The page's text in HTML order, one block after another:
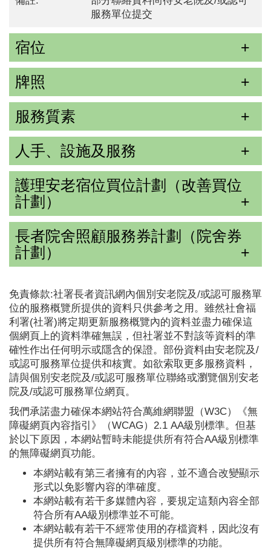
服務單位提交
宿位
牌照
服務質素
人手、設施及服務
護理安老宿位買位計劃（改善買位
計劃）
長者院舍照顧服務券計劃（院舍券
計劃）
免責條款:社署長者資訊網內個別安老院及/或認可服務單
位的服務概覽所提供的資料只供參考之用。雖然社會福
利署(社署)將定期更新服務概覽內的資料並盡力確保這
個網頁上的資料準確無誤，但社署並不對該等資料的準
確性作出任何明示或隱含的保證。部份資料由安老院及/
或認可服務單位提供和核實。如欲索取更多服務資料，
請與個別安老院及/或認可服務單位聯絡或瀏覽個別安老
院及/或認可服務單位網頁。
我們承諾盡力確保本網站符合萬維網聯盟（W3C）《無
障礙網頁內容指引》（WCAG）2.1 AA級別標準。但基
於以下原因，本網站暫時未能提供所有符合AA級別標準
的無障礙網頁功能。
本網站載有第三者擁有的內容，並不適合改變顯示
形式以免影響內容的準確度。
本網站載有若干多媒體內容，要規定這類內容全部
符合所有AA級別標準並不可能。
本網站載有若干不經常使用的存檔資料，因此沒有
提供所有符合無障礙網頁級別標準的功能。